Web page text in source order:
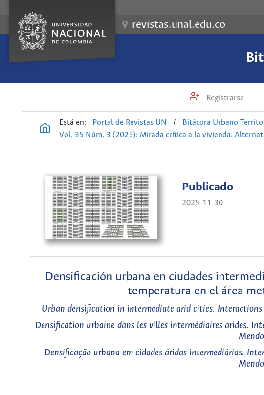
revistas.unal.edu.co
Registrarse
Está en: Portal de Revistas UN / Bitácora Urbano
Vol. 35 Núm. 3 (2025): Mirada crítica a la vivienda.
Publicado
2025-11-30
Densificación urbana en ciudades
temperatura en el área
Urban densification in intermediate arid cities.
Densification urbaine dans les villes intermédiaires arides.
Densificação urbana em cidades áridas intermediárias.